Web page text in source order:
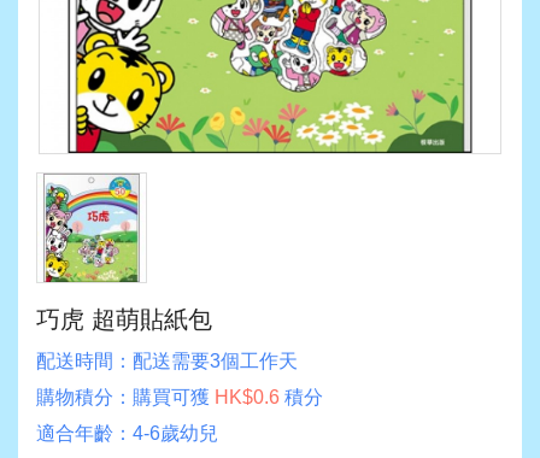
巧虎 超萌貼紙包
配送時間： 配送需要3個工作天
購物積分： 購買可獲 HK$0.6 積分
適合年齡： 4-6歲幼兒